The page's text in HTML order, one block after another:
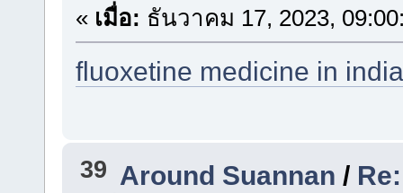
« เมื่อ: ธันวาคม 17, 2023,
fluoxetine medicine in india
39 Around Suannan /